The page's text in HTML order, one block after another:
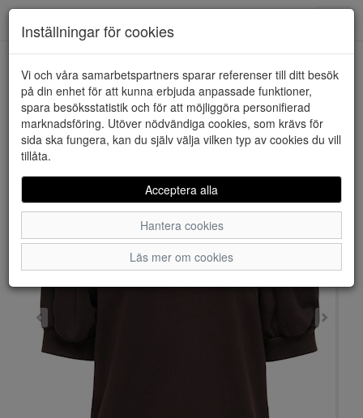
HEM ONLY
Inställningar för cookies
Vi och våra samarbetspartners sparar referenser till ditt besök
på din enhet för att kunna erbjuda anpassade funktioner,
spara besöksstatistik och för att möjliggöra personifierad
marknadsföring. Utöver nödvändiga cookies, som krävs för
sida ska fungera, kan du själv välja vilken typ av cookies du vill
tillåta.
Acceptera alla
Hantera cookies
Läs mer om cookies